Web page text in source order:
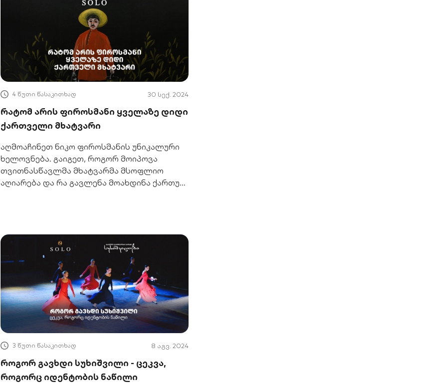
4 წუთი წასაკითხად 30 სექ. 2024
რატომ არის ფიროსმანი ყველაზე დიდი
ქართველი მხატვარი
აღმოაჩინეთ ნიკო ფიროსმანის უნიკალური
ხელოვნება. გაიგეთ, როგორ მოიპოვა
თვითნასწავლმა მხატვარმა მსოფლიო
აღიარება და რა გავლენა მოახდინა ქართულ
3 წუთი წასაკითხად 8 აგვ. 2024
როგორ გავხდი სუხიშვილი - ცეკვა,
როგორც იდენტობის ნაწილი